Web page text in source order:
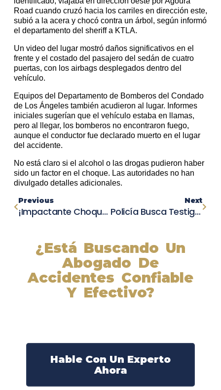
Road cuando cruzó hacia los carriles en dirección este,
subió a la acera y chocó contra un árbol, según informó
el departamento del sheriff a KTLA.
Un video del lugar mostró daños significativos en el
frente y el costado del pasajero del sedán de cuatro
puertas, con los airbags desplegados dentro del
vehículo.
Equipos del Departamento de Bomberos del Condado
de Los Ángeles también acudieron al lugar. Informes
iniciales sugerían que el vehículo estaba en llamas,
pero al llegar, los bomberos no encontraron fuego,
aunque el conductor fue declarado muerto en el lugar
del accidente.
No está claro si el alcohol o las drogas pudieron haber
sido un factor en el choque. Las autoridades no han
divulgado detalles adicionales.
Previous
¡Impactante Choque De Tres Vehículos! Detienen A Hombre En Sospecha De DUI En Petaluma
Next
Policía Busca Testigos: Hombre Herido Encontrado Tras Choque En West Kemper Road
¿Está Buscando Un
Abogado De
Accidentes Confiable
Y Efectivo?
Hable Con Un Experto
Ahora